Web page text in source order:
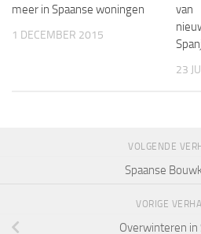
meer in Spaanse woningen
1 DECEMBER 2015
van
23
VOLGENDE
Spaanse
VORIGE
Overwinteren in